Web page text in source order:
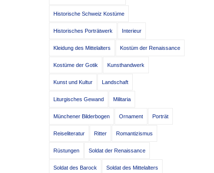
Historische Schweiz Kostüme
Historisches Porträtwerk Interieur
Kleidung des Mittelalters Kostüm der Renaissance
Kostüme der Gotik Kunsthandwerk
Kunst und Kultur Landschaft
Liturgisches Gewand Militaria
Münchener Bilderbogen Ornament Porträt
Reiseliteratur Ritter Romantizismus
Rüstungen Soldat der Renaissance
Soldat des Barock Soldat des Mittelalters